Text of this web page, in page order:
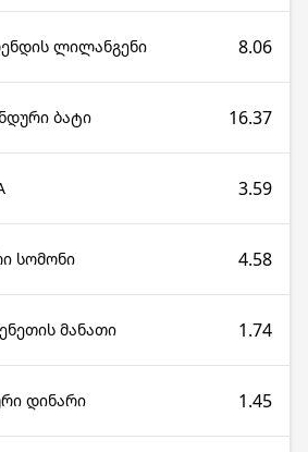
ლილანგენი 8.06
ბატი 16.37
3.59
სომონი 4.58
მანათი 1.74
დინარი 1.45